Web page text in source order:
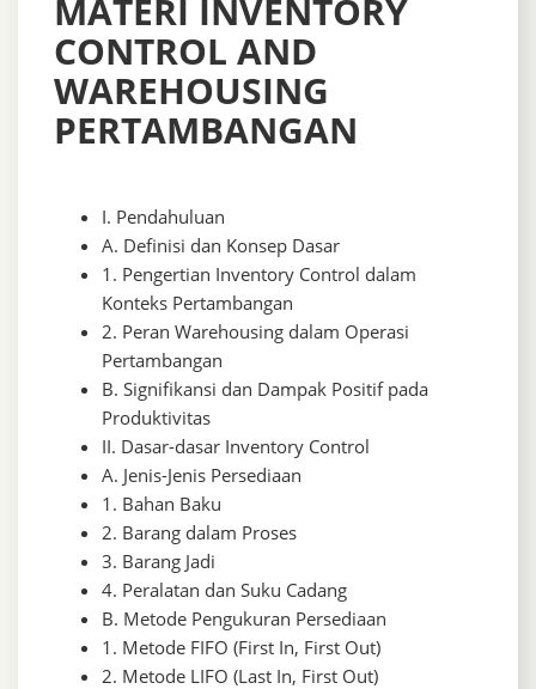
MATERI INVENTORY
CONTROL AND
WAREHOUSING
PERTAMBANGAN
I. Pendahuluan
A. Definisi dan Konsep Dasar
1. Pengertian Inventory Control dalam
Konteks Pertambangan
2. Peran Warehousing dalam Operasi
Pertambangan
B. Signifikansi dan Dampak Positif pada
Produktivitas
II. Dasar-dasar Inventory Control
A. Jenis-Jenis Persediaan
1. Bahan Baku
2. Barang dalam Proses
3. Barang Jadi
4. Peralatan dan Suku Cadang
B. Metode Pengukuran Persediaan
1. Metode FIFO (First In, First Out)
2. Metode LIFO (Last In, First Out)